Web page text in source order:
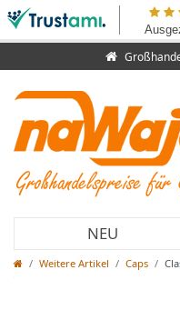
NEU
Weitere Artikel Caps